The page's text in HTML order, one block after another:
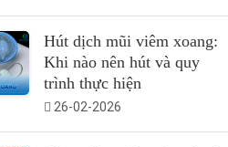
Hút dịch mũi viêm xoang:
Khi nào nên hút và quy
trình thực hiện
26-02-2026